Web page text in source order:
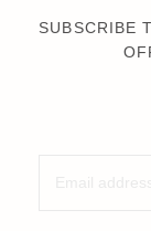
SUBSCRIBE